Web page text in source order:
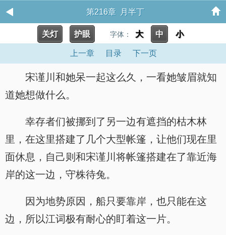
第216章 月半丁
关灯 护眼 字体： 大 中 小
上一章 目录 下一页
宋谨川和她呆一起这么久，一看她皱眉就知
道她想做什么。
幸存者们被挪到了另一边有遮挡的枯木林
里，在这里搭建了几个大型帐篷，让他们现在里
面休息，自己则和宋谨川将帐篷搭建在了靠近海
岸的这一边，守株待兔。
因为地势原因，船只要靠岸，也只能在这
边，所以江词极有耐心的盯着这一片。